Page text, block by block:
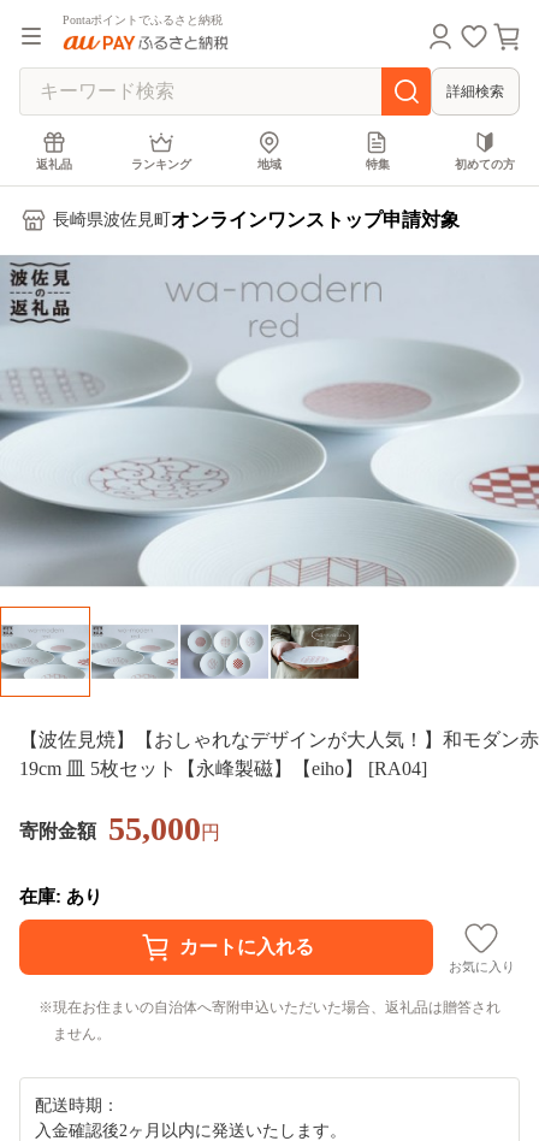
Pontaポイントでふるさと納税
詳細検索
返礼品 ランキング 地域 特集 初めての方
長崎県波佐見町 オンラインワンストップ申請対象
【波佐見焼】【おしゃれなデザインが大人気！】和モダン赤
19cm 皿 5枚セット【永峰製磁】【eiho】 [RA04]
寄附金額 55,000円
在庫: あり
お気に入り
現在お住まいの自治体へ寄附申込いただいた場合、返礼品は贈答され
ません。
配送時期：
入金確認後2ヶ月以内に発送いたします。